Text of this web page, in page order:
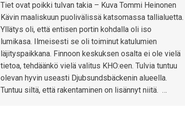
Tiet ovat poikki tulvan takia – Kuva Tommi Heinonen
Kävin maaliskuun puolivälissä katsomassa tallialuetta.
Yllätys oli, että entisen portin kohdalla oli iso
lumikasa. Ilmeisesti se oli toiminut katulumien
läjityspaikkana. Finnoon keskuksen osalta ei ole vielä
tietoa, tehdäänkö vielä valitus KHO:een. Tulvia tuntuu
olevan hyvin useasti Djubsundsbäckenin alueella.
Tuntuu siltä, että rakentaminen on lisännyt niitä. …